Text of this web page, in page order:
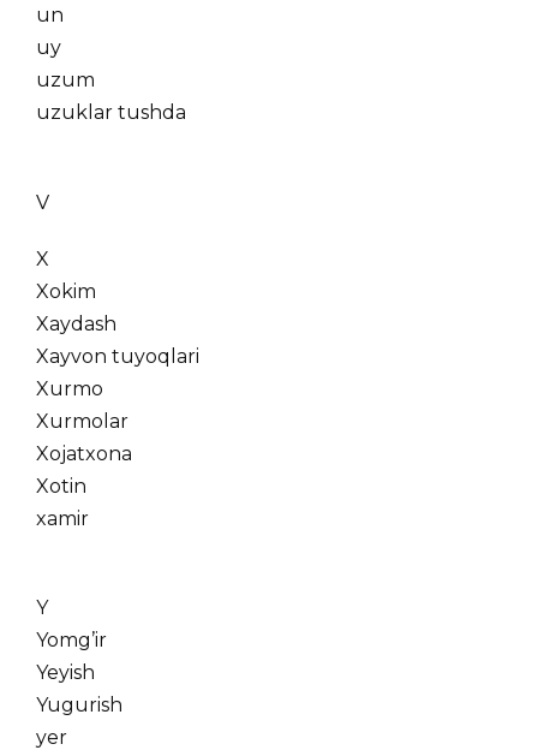
un
uy
uzum
uzuklar tushda
V
X
Xokim
Xaydash
Xayvon tuyoqlari
Xurmo
Xurmolar
Xojatxona
Xotin
xamir
Y
Yomg’ir
Yeyish
Yugurish
yer